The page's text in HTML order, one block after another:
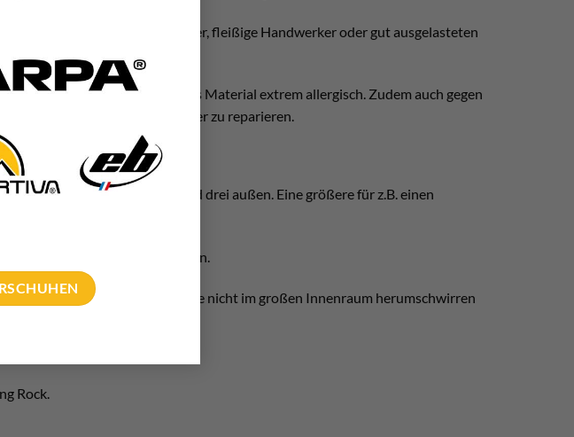
Bedingungen. Dauer Einbohrer, fleißige Handwerker oder gut ausgelasteten
und extreme Hitze ist dieses Material extrem allergisch. Zudem auch gegen
ist dieses Material schwer zu reparieren.
Zum einen sind drei außen. Eine größere für z.B. einen
die sonst durchfallen würden.
finden Kleinteile Platz, welche nicht im großen Innenraum herumschwirren
Rock.